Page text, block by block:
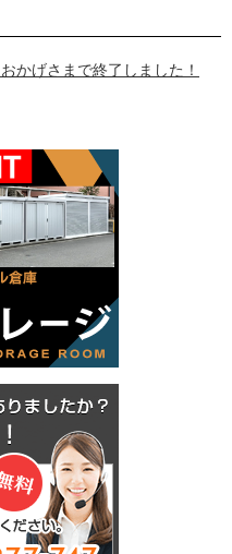
げさまで終了しました！